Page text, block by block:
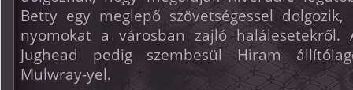
Betty egy meglepő szövetségessel
nyomokat a városban zajló
Jughead pedig szembesül Hiram
Mulwray-yel.